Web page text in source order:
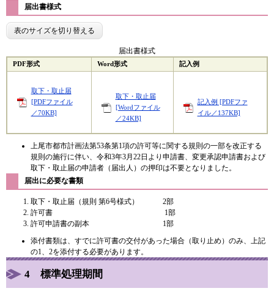
届出書様式
表のサイズを切り替える
届出書様式
PDF形式 Word形式 記入例
取下・取止届
[PDFファイル
／70KB]
取下・取止届
[Wordファイル
／24KB]
記入例 [PDFファ
イル／137KB]
上尾市都市計画法第53条第1項の許可等に関する規則の一部を改正する
規則の施行に伴い、令和3年3月22日より申請書、変更承認申請書および
取下・取止届の申請者（届出人）の押印は不要となりました。
届出に必要な書類
取下・取止届（規則 第6号様式） 2部
許可書 1部
許可申請書の副本 1部
添付書類は、すでに許可書の交付があった場合（取り止め）のみ、上記
の1、2を添付する必要があります。​
4 標準処理期間